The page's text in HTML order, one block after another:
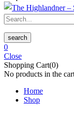
search
0
Close
Shopping Cart(0)
No products in the
Home
Shop